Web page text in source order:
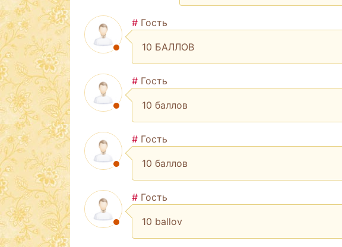
# Гость
10 БАЛЛОВ
# Гость
10 баллов
# Гость
10 баллов
# Гость
10 ballov